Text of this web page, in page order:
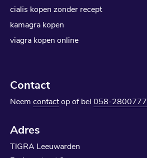
cialis kopen zonder recept
kamagra kopen
viagra kopen online
Contact
Neem contactop of bel 058-2800777
Adres
TIGRA Leeuwarden